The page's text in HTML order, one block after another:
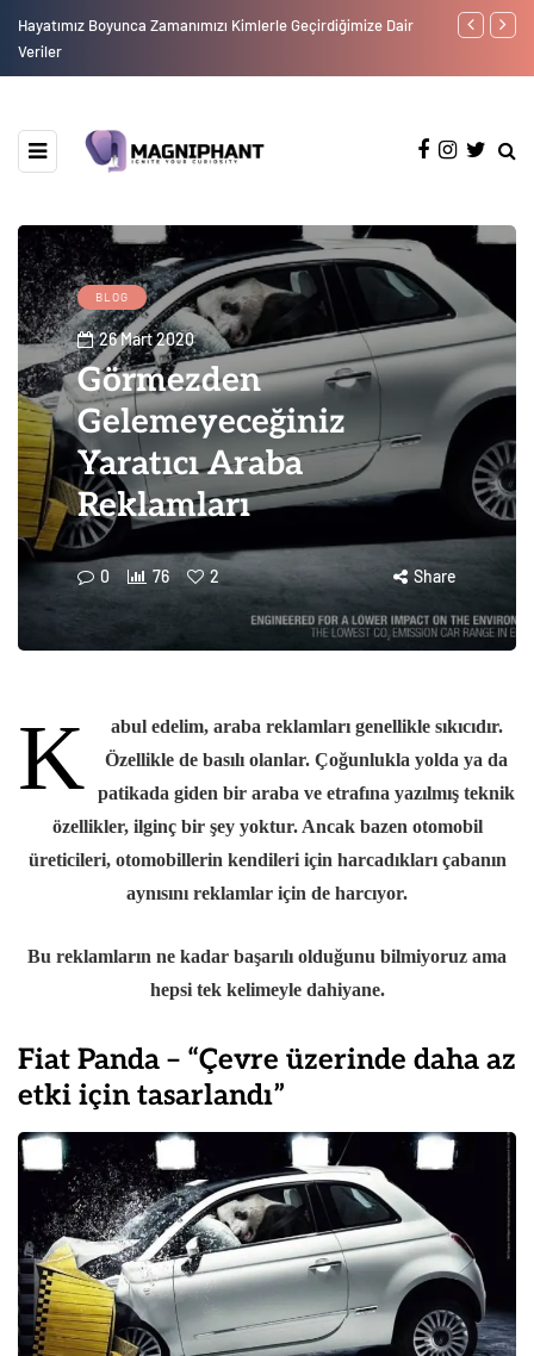
Hayatımız Boyunca Zamanımızı Kimlerle Geçirdiğimize Dair
Veriler
A'dan Z'ye
BLOG
26 Mart 2020
Görmezden
Gelemeyeceğiniz
Yaratıcı Araba
Reklamları
0 76 2 Share
K
abul edelim, araba reklamları genellikle sıkıcıdır.
Özellikle de basılı olanlar. Çoğunlukla yolda ya da
patikada giden bir araba ve etrafına yazılmış teknik
özellikler, ilginç bir şey yoktur. Ancak bazen otomobil
üreticileri, otomobillerin kendileri için harcadıkları çabanın
aynısını reklamlar için de harcıyor.
Bu reklamların ne kadar başarılı olduğunu bilmiyoruz ama
hepsi tek kelimeyle dahiyane.
Fiat Panda – “Çevre üzerinde daha az
etki için tasarlandı”